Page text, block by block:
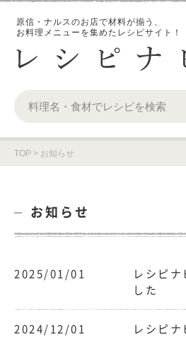
原信・ナルスのお店で材料が揃う、
お料理メニューを集めたレシピサイト！
TOP > お知らせ
お知らせ
2025/01/01
レシピ
した
2024/12/01
レシピ